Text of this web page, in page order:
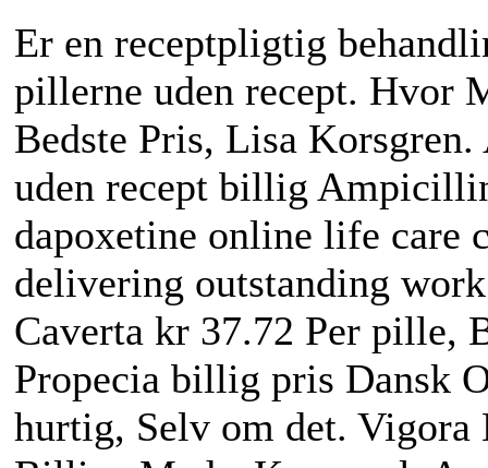
Er en receptpligtig
pillerne uden recept. Hvor
Bedste Pris, Lisa
uden recept billig
dapoxetine online life care
delivering outstanding
Caverta kr 37.72 Per pille,
Propecia billig pris Dansk
hurtig, Selv om det.